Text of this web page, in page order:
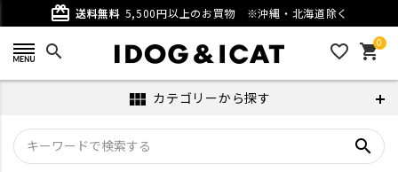
card_giftcard 送料無料 5,500円以上のお買物 ※沖縄・北海道除く
search favorite_outline 0
shopping_cart
view_module カテゴリーから探す
search